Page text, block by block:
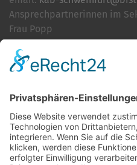
Ansprechpartnerinnen im
Frau Popp